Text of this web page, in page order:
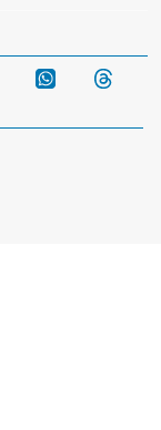
Telegram WhatsApp